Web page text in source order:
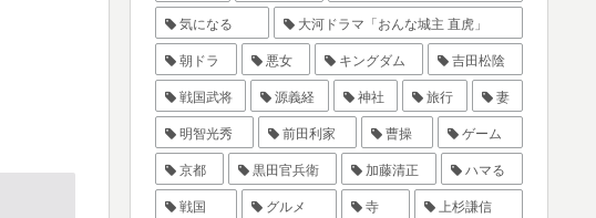
気になる
大河ドラマ「おんな城主 直虎」
朝ドラ
悪女 キングダム
吉田松陰
戦国武将
源義経 神社 旅行
妻
明智光秀
前田利家 曹操
ゲーム
京都
黒田官兵衛 加藤清正
ハマる
戦国
グルメ 寺
上杉謙信